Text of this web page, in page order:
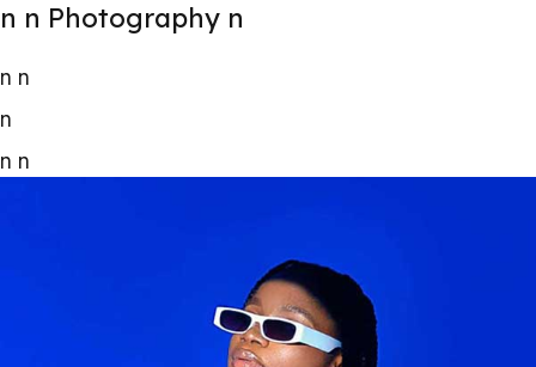
n n Photography n
n n
n
n n